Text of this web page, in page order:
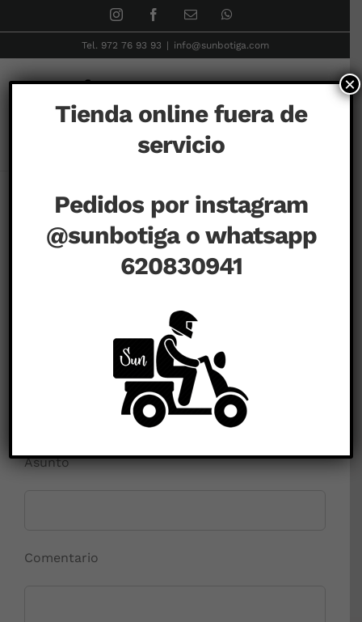
to
content
InstagramFacebookCorreoWhatsApp
Tel. 972 76 93 93 info@sunbotiga.com
Nombre (obligatorio)
E-mail (obligatorio)
Asunto
Comentario
Tienda online fuera de
servicio
Pedidos por instagram
@sunbotiga o whatsapp
620830941
×